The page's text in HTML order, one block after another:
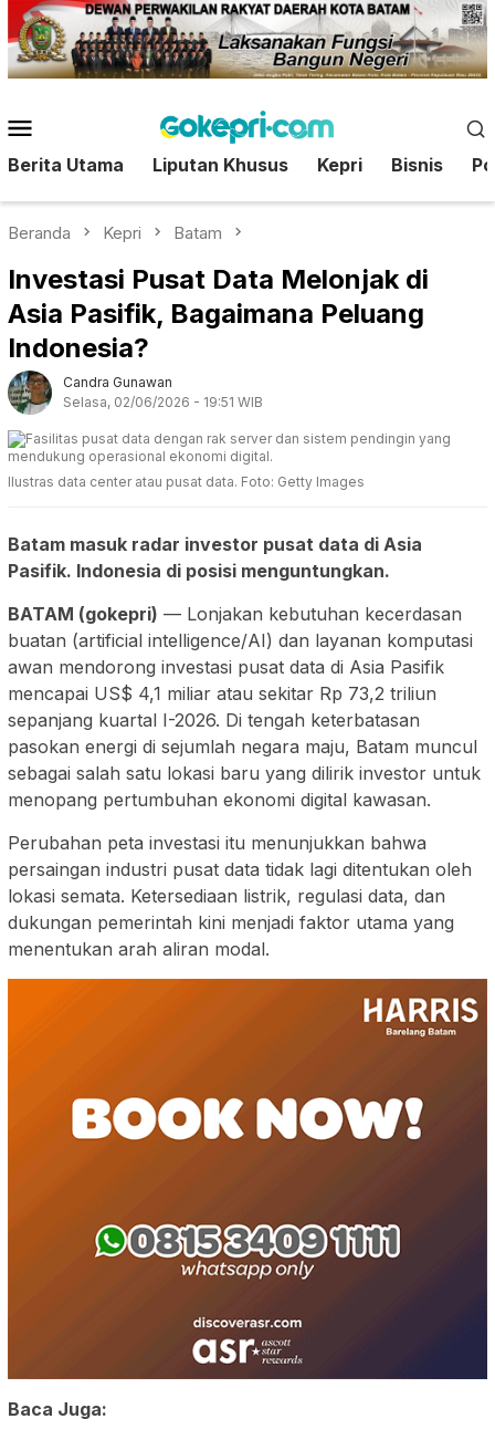
Loncat
ke
konten
Mobile
Berita Utama Liputan Khusus Kepri Bisnis
Beranda Kepri Batam
Investasi Pusat Data Melonjak di
Asia Pasifik, Bagaimana Peluang
Indonesia?
Candra Gunawan
Selasa, 02/06/2026 - 19:51 WIB
Ilustras data center atau pusat data. Foto: Getty Images
Batam masuk radar investor pusat data di Asia
Pasifik. Indonesia di posisi menguntungkan.
BATAM (gokepri) — Lonjakan kebutuhan kecerdasan
buatan (artificial intelligence/AI) dan layanan komputasi
awan mendorong investasi pusat data di Asia Pasifik
mencapai US$ 4,1 miliar atau sekitar Rp 73,2 triliun
sepanjang kuartal I-2026. Di tengah keterbatasan
pasokan energi di sejumlah negara maju, Batam muncul
sebagai salah satu lokasi baru yang dilirik investor untuk
menopang pertumbuhan ekonomi digital kawasan.
Perubahan peta investasi itu menunjukkan bahwa
persaingan industri pusat data tidak lagi ditentukan oleh
lokasi semata. Ketersediaan listrik, regulasi data, dan
dukungan pemerintah kini menjadi faktor utama yang
menentukan arah aliran modal.
Baca Juga: